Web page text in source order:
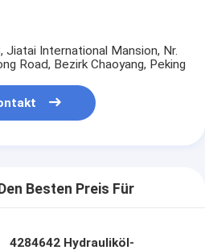
Jiatai International Mansion, Nr.
Road, Bezirk Chaoyang, Peking
Besten Preis Für
4284642 Hydrauliköl-